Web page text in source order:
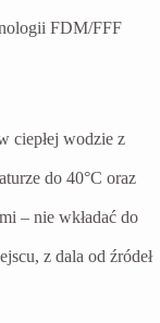
FDM/FFF
ciepłej wodzie z
do 40°C oraz
– nie wkładać do
z dala od źródeł